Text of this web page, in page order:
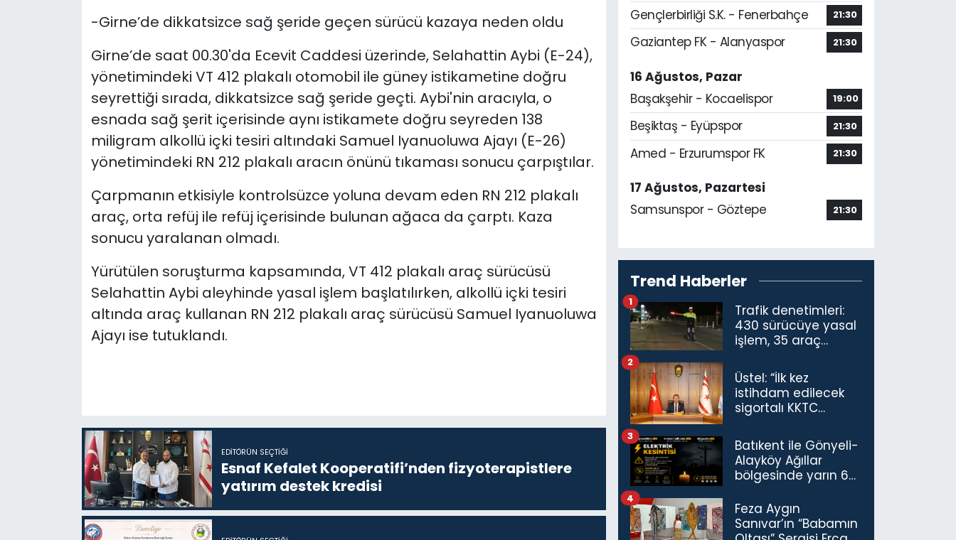
-Girne’de dikkatsizce sağ şeride geçen sürücü kazaya neden oldu
Girne’de saat 00.30'da Ecevit Caddesi üzerinde, Selahattin Aybi (E-24),
yönetimindeki VT 412 plakalı otomobil ile güney istikametine doğru
seyrettiği sırada, dikkatsizce sağ şeride geçti. Aybi'nin aracıyla, o
esnada sağ şerit içerisinde aynı istikamete doğru seyreden 138
miligram alkollü içki tesiri altındaki Samuel Iyanuoluwa Ajayı (E-26)
yönetimindeki RN 212 plakalı aracın önünü tıkaması sonucu çarpıştılar.
Çarpmanın etkisiyle kontrolsüzce yoluna devam eden RN 212 plakalı
araç, orta refüj ile refüj içerisinde bulunan ağaca da çarptı. Kaza
sonucu yaralanan olmadı.
Yürütülen soruşturma kapsamında, VT 412 plakalı araç sürücüsü
Selahattin Aybi aleyhinde yasal işlem başlatılırken, alkollü içki tesiri
altında araç kullanan RN 212 plakalı araç sürücüsü Samuel Iyanuoluwa
Ajayı ise tutuklandı.
EDITÖRÜN SEÇTIĞI
Esnaf Kefalet Kooperatifi’nden fizyoterapistlere
yatırım destek kredisi
Gençlerbirliği S.K. - Fenerbahçe 21:30
Gaziantep FK - Alanyaspor 21:30
16 Ağustos, Pazar
Başakşehir - Kocaelispor
19:00
Beşiktaş - Eyüpspor 21:30
Amed - Erzurumspor FK 21:30
17 Ağustos, Pazartesi
Samsunspor - Göztepe
21:30
Trend Haberler
Trafik denetimleri:
430 sürücüye yasal
işlem, 35 araç
1
Üstel: “İlk kez
istihdam edilecek
sigortalı KKTC
maaş desteğini 35
bin TL'ye çıkardık”
2
Batıkent ile Gönyeli-
Alayköy Ağıllar
bölgesinde yarın 6
kesintisi…
3
Feza Aygın
Sanıvar’ın “Babamın
4